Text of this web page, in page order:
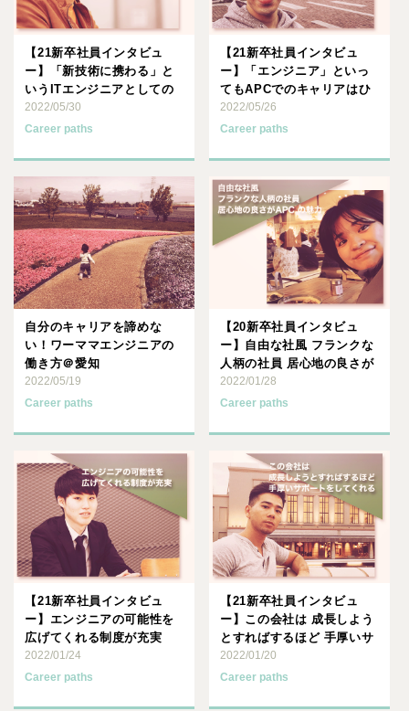
【21新卒社員インタビュ
ー】「新技術に携わる」と
いうITエンジニアとしての
醍醐味を味わえる
2022/05/30
Career paths
【21新卒社員インタビュ
ー】「エンジニア」といっ
てもAPCでのキャリアはひ
とつじゃない
2022/05/26
Career paths
自分のキャリアを諦めな
い！ワーママエンジニアの
働き方＠愛知
2022/05/19
Career paths
【20新卒社員インタビュ
ー】自由な社風 フランクな
人柄の社員 居心地の良さが
APC の魅力
2022/01/28
Career paths
【21新卒社員インタビュ
ー】エンジニアの可能性を
広げてくれる制度が充実
2022/01/24
Career paths
【21新卒社員インタビュ
ー】この会社は 成長しよう
とすればするほど 手厚いサ
ポートをしてくれる
2022/01/20
Career paths